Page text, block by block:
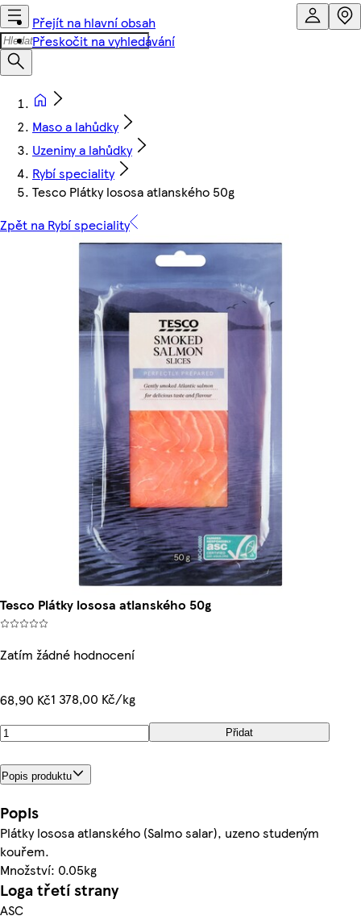
Přejít na hlavní obsah
Přeskočit na vyhledávání
Maso a lahůdky
Uzeniny a lahůdky
Rybí speciality
Tesco Plátky lososa atlanského 50g
Zpět na Rybí speciality
Tesco Plátky lososa atlanského 50g
Zatím žádné hodnocení
68,90 Kč1 378,00 Kč/kg
Přidat
Popis produktu
Popis
Plátky lososa atlanského (Salmo salar), uzeno studeným
kouřem.
Množství: 0.05kg
Loga třetí strany
ASC